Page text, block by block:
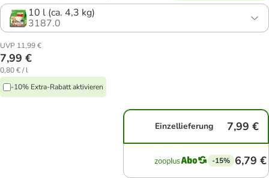
10 l (ca. 4,3 kg)
3187.0
UVP 11,99 €
7,99 €
0,80 € / l
-10% Extra-Rabatt aktivieren
Einzellieferung 7,99 €
-15% 6,79 €